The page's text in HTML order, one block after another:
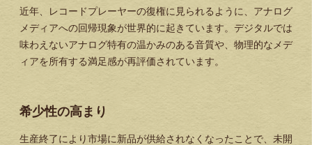
近年、レコードプレーヤーの復権に見られるように、アナログ
メディアへの回帰現象が世界的に起きています。デジタルでは
味わえないアナログ特有の温かみのある音質や、物理的なメデ
ィアを所有する満足感が再評価されています。
希少性の高まり
生産終了により市場に新品が供給されなくなったことで、未開